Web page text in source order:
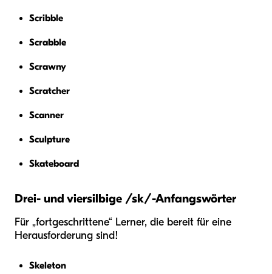
Scribble
Scrabble
Scrawny
Scratcher
Scanner
Sculpture
Skateboard
Drei- und viersilbige /sk/-Anfangswörter
Für „fortgeschrittene“ Lerner, die bereit für eine
Herausforderung sind!
Skeleton